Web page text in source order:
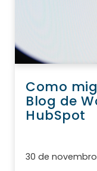
Como
Blog de
HubSpot
30 de